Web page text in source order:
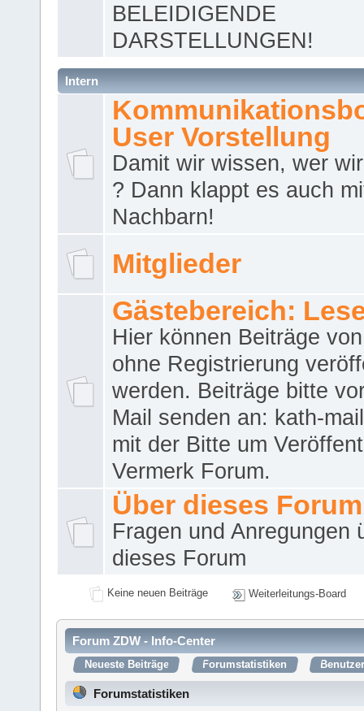
BELEIDIGENDE
DARSTELLUNGEN!
Intern
User Vorstellung
Damit wir wissen, wer
? Dann klappt es auch
Nachbarn!
Mitglieder
Gästebereich:
Hier können Beiträge
ohne Registrierung
werden. Beiträge bitte
Mail senden an: kath-
mit der Bitte um
Vermerk Forum.
Über dieses Forum
Fragen und Anregungen
dieses Forum
Keine neuen Beiträge Weiterleitungs-Board
Forum ZDW - Info-Center
Neueste Beiträge Forumstatistiken
Forumstatistiken